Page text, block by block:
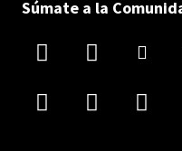
Súmate a la